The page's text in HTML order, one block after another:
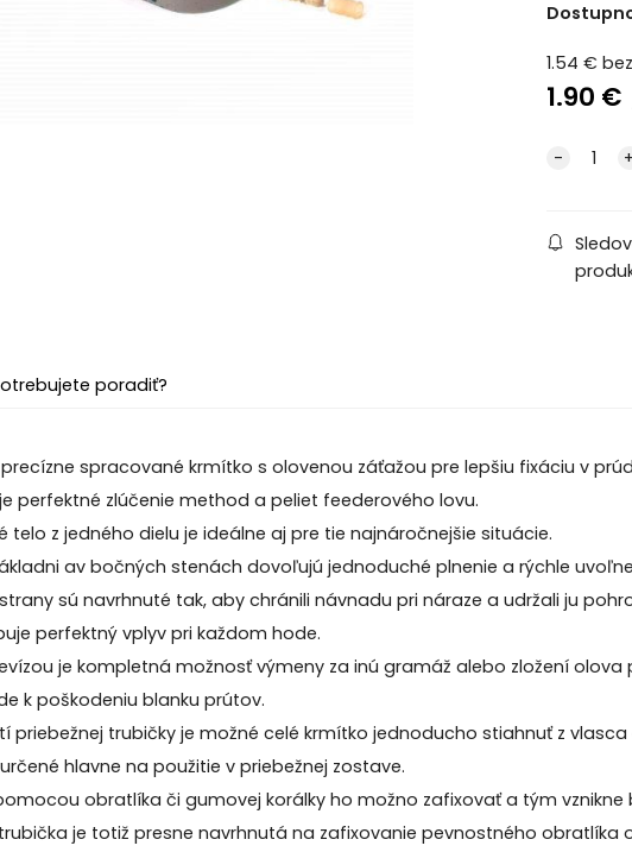
1.54 €
1.90 €
poradiť?
precízne spracované krmítko s olovenou záťažou pre lepšiu fixáciu v
perfektné zlúčenie method a peliet feederového lovu.
telo z jedného dielu je ideálne aj pre tie najnáročnejšie situácie.
av bočných stenách dovoľujú jednoduché plnenie a rýchle
sú navrhnuté tak, aby chránili návnadu pri náraze a udržali ju
perfektný vplyv pri každom hode.
je kompletná možnosť výmeny za inú gramáž alebo zložení
k poškodeniu blanku prútov.
priebežnej trubičky je možné celé krmítko jednoducho stiahnuť z
hlavne na použitie v priebežnej zostave.
obratlíka či gumovej korálky ho možno zafixovať a tým
je totiž presne navrhnutá na zafixovanie pevnostného obratlíka